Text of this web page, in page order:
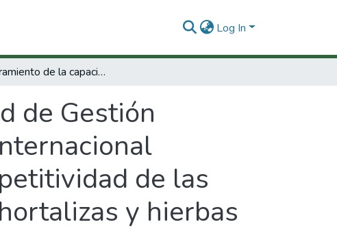
Log In
Mejoramiento de la capacidad de Gestión tecnológica de la Corporación Colombia Internacional encaminada al fortalecimiento de la competitividad de las empresas y actores del sector de frutas, hortalizas y hierbas
de Gestión
de las
y hierbas